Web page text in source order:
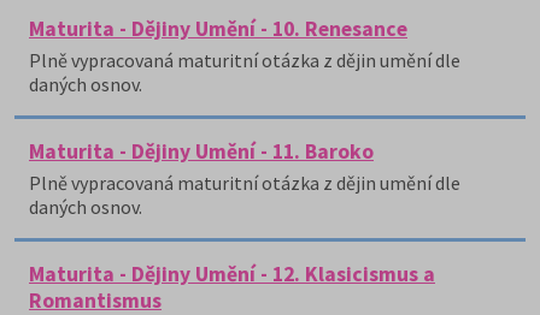
Maturita - Dějiny Umění - 10. Renesance
Plně vypracovaná maturitní otázka z dějin umění dle
daných osnov.
Maturita - Dějiny Umění - 11. Baroko
Plně vypracovaná maturitní otázka z dějin umění dle
daných osnov.
Maturita - Dějiny Umění - 12. Klasicismus a
Romantismus